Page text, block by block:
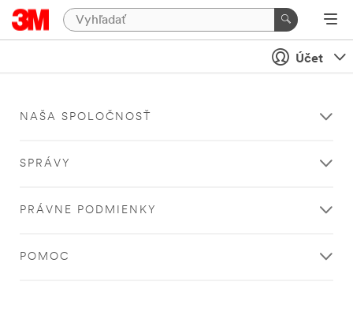
Účet
NAŠA SPOLOČNOSŤ
SPRÁVY
PRÁVNE PODMIENKY
POMOC